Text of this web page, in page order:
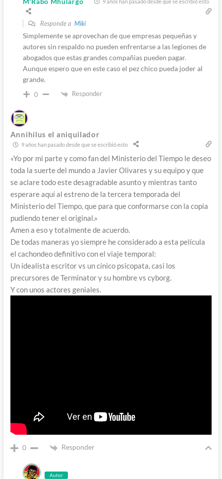
9 años han pasado desde que se escribió esto
Responde a Miki
Simplemente se aprovechan de que empresas pequeñas y
autores sin respaldo no pueden enfrentarse a las legiones de
abogados que estas grandes compañias pueden pagar.
Aunque espero que en este caso el pez chico pueda joder al
grande.
0 Responder
Annihilus el aniquilador
9 años han pasado desde que se escribió esto
«Yo por mi parte y como fan del Ministerio del Tiempo le deseo
toda la suerte del mundo a Javier Olivares y su equipo y que
se aclare todo este desagradable asunto y mientras tanto
esperare aquí al estreno de la tercera temporada del
Ministerio del Tiempo, que para que conformarse con la copia
pudiendo tener el original.»
Amen a eso y totalmente de acuerdo.
De todas maneras yo siempre he considerado a esta película
el cachondeo definitivo con el viaje temporal:
Un idealista escritor vs un cínico psicopata, casi los
precursores de Terminator y su hombre vs cyborg.
Y con unos actores geniales.
0 Responder
Autor